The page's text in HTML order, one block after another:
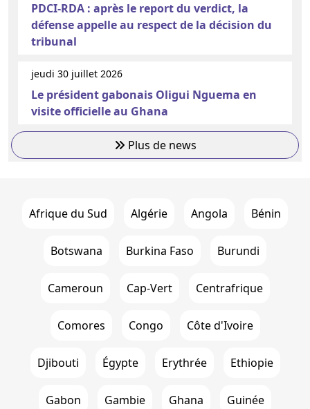
PDCI-RDA : après le report du verdict, la
défense appelle au respect de la décision du
tribunal
jeudi 30 juillet 2026
Le président gabonais Oligui Nguema en
visite officielle au Ghana
Plus de news
Afrique du Sud Algérie Angola Bénin
Botswana Burkina Faso Burundi
Cameroun Cap-Vert Centrafrique
Comores Congo Côte d'Ivoire
Djibouti Égypte Erythrée Ethiopie
Gabon Gambie Ghana Guinée